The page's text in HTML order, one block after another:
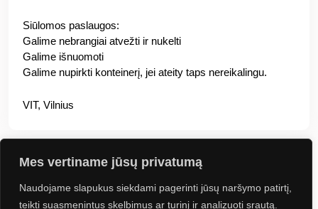
Mes vertiname jūsų privatumą
Naudojame slapukus siekdami pagerinti jūsų naršymo patirtį,
teikti suasmenintus skelbimus ar turinį ir analizuoti srautą.
Siūlomos paslaugos:
Galime nebrangiai atvežti ir nukelti
Galime išnuomoti
Galime nupirkti konteinerį, jei ateity taps nereikalingu.
VIT, Vilnius
Jus gali sudominti